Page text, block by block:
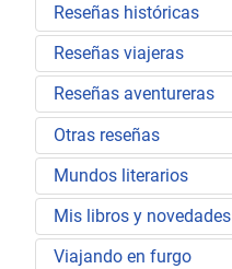
Reseñas históricas
Reseñas viajeras
Reseñas aventureras
Otras reseñas
Mundos literarios
Mis libros y novedades
Viajando en furgo